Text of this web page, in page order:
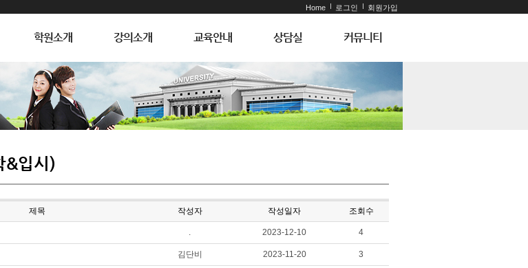
Home 로그인 회원가입
학원소개 강의소개 교육안내 상담실 커뮤니티
&입시)
제목 작성자 작성일자 조회수
. 2023-12-10 4
김단비 2023-11-20 3